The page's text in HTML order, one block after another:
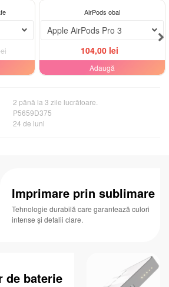
AirPods obal
Apple AirPods Pro 3
104,00 lei
Adaugă
2 până la 3 zile lucrătoare.
P5659D375
24 de luni
Imprimare prin sublimare
Tehnologie durabilă care garantează culori
intense și detalii clare.
de baterie